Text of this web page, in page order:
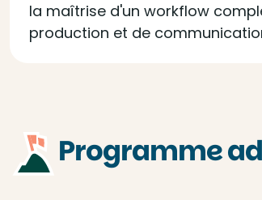
la maîtrise d'un workflow
production et de
Programme